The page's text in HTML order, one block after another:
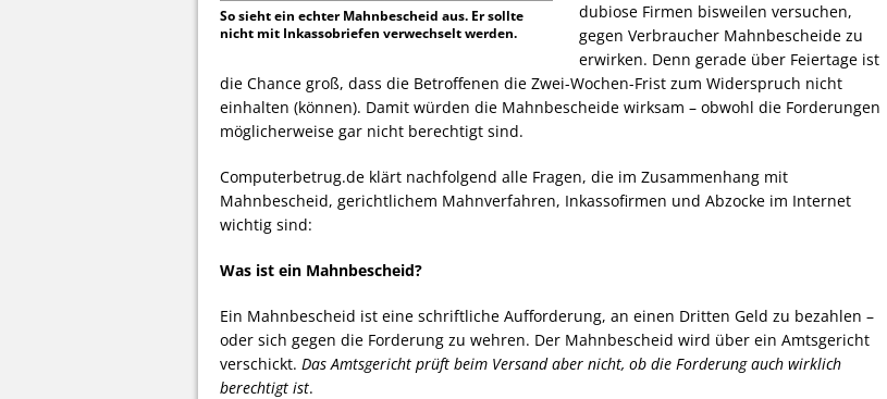
So sieht ein echter Mahnbescheid aus. Er sollte
nicht mit Inkassobriefen verwechselt werden.
dubiose Firmen bisweilen versuchen,
gegen Verbraucher Mahnbescheide zu
erwirken. Denn gerade über Feiertage ist
die Chance groß, dass die Betroffenen die Zwei-Wochen-Frist zum Widerspruch nicht
einhalten (können). Damit würden die Mahnbescheide wirksam – obwohl die Forderungen
möglicherweise gar nicht berechtigt sind.
Computerbetrug.de klärt nachfolgend alle Fragen, die im Zusammenhang mit
Mahnbescheid, gerichtlichem Mahnverfahren, Inkassofirmen und Abzocke im Internet
wichtig sind:
Was ist ein Mahnbescheid?
Ein Mahnbescheid ist eine schriftliche Aufforderung, an einen Dritten Geld zu bezahlen –
oder sich gegen die Forderung zu wehren. Der Mahnbescheid wird über ein Amtsgericht
verschickt. Das Amtsgericht prüft beim Versand aber nicht, ob die Forderung auch wirklich
berechtigt ist.